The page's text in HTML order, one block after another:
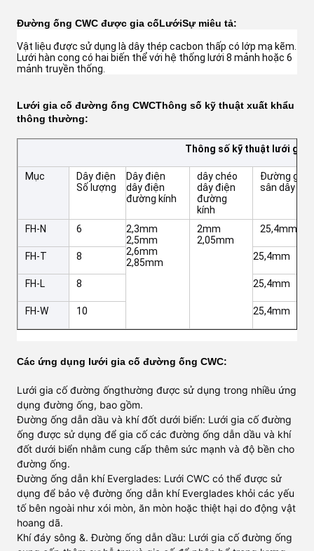
Đường ống CWC được gia cốLướiSự miêu tả:
Vật liệu được sử dụng là dây thép cacbon thấp có lớp mạ kẽm.
Lưới hàn cong có hai biến thể với hệ thống lưới 8 mảnh hoặc 6
mảnh truyền thống.
Lưới gia cố đường ống CWCThông số kỹ thuật xuất khẩu
thông thường:
Thông số kỹ thuật lưới gia
Mục
Dây điện
Số lượng
Dây điện
dây điện
đường kính
dây chéo
dây điện
đường
kính
Đường giữa
sân dây
FH-N 6
2,3mm
2,5mm
2,6mm
2,85mm
2mm
2,05mm
25,4mm
FH-T 8 25,4mm
FH-L 8 25,4mm
FH-W 10 25,4mm
Các ứng dụng lưới gia cố đường ống CWC:
Lưới gia cố đường ốngthường được sử dụng trong nhiều ứng
dụng đường ống, bao gồm.
Đường ống dẫn dầu và khí đốt dưới biển: Lưới gia cố đường
ống được sử dụng để gia cố các đường ống dẫn dầu và khí
đốt dưới biển nhằm cung cấp thêm sức mạnh và độ bền cho
đường ống.
Đường ống dẫn khí Everglades: Lưới CWC có thể được sử
dụng để bảo vệ đường ống dẫn khí Everglades khỏi các yếu
tố bên ngoài như xói mòn, ăn mòn hoặc thiệt hại do động vật
hoang dã.
Khí đáy sông &. Đường ống dẫn dầu: Lưới gia cố đường ống